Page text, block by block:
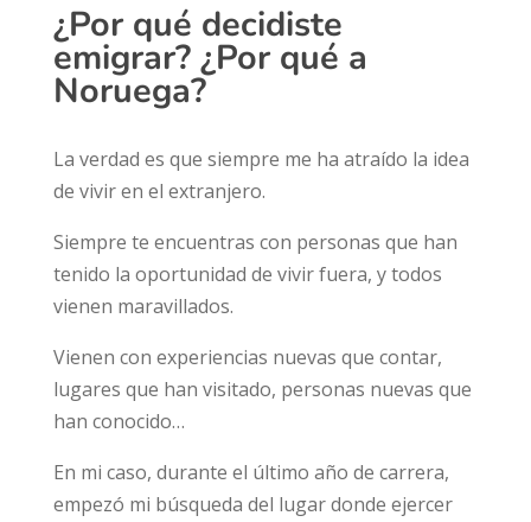
¿Por qué decidiste
emigrar? ¿Por qué a
Noruega?
La verdad es que siempre me ha atraído la idea
de vivir en el extranjero.
Siempre te encuentras con personas que han
tenido la oportunidad de vivir fuera, y todos
vienen maravillados.
Vienen con experiencias nuevas que contar,
lugares que han visitado, personas nuevas que
han conocido…
En mi caso, durante el último año de carrera,
empezó mi búsqueda del lugar donde ejercer